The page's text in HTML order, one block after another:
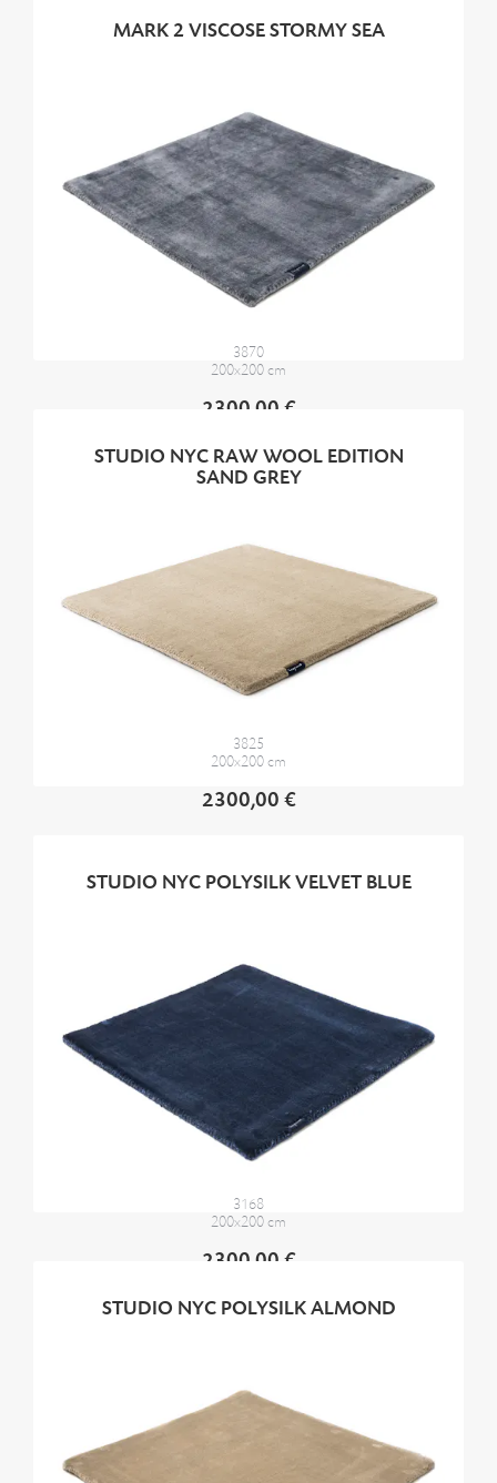
MARK 2 VISCOSE STORMY SEA
3870
200x200 cm
2300,00 €
STUDIO NYC RAW WOOL EDITION
SAND GREY
3825
200x200 cm
2300,00 €
STUDIO NYC POLYSILK VELVET BLUE
3168
200x200 cm
2300,00 €
STUDIO NYC POLYSILK ALMOND